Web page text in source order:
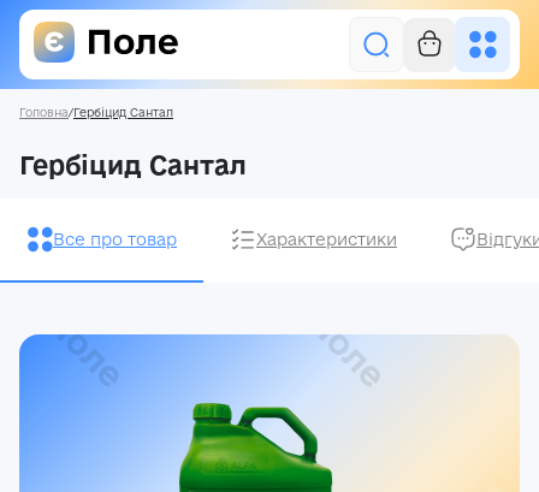
Насіння
Акції
Головна/Гербіцид Сантал
Гербіцид Сантал
Все про товар Характеристики